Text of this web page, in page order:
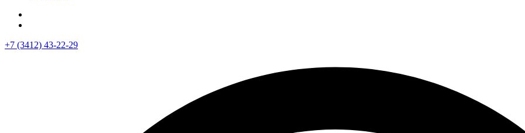
+7 (3412) 43-22-29